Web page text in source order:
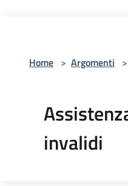
Home > Argomenti >
invalidi